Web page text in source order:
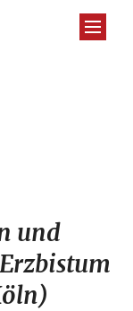
und